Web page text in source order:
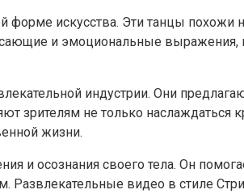
искусства. Эти танцы похожи
и эмоциональные выражения,
индустрии. Они
зрителям не только наслаждаться
жизни.
и осознания своего тела. Он
Развлекательные видео в стиле